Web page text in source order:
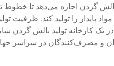
گردن اجازه می‌دهد تا خطوط
پایدار را تولید کند. ظرفیت
یک کارخانه تولید بالش گردن
و مصرف‌کنندگان در سراسر